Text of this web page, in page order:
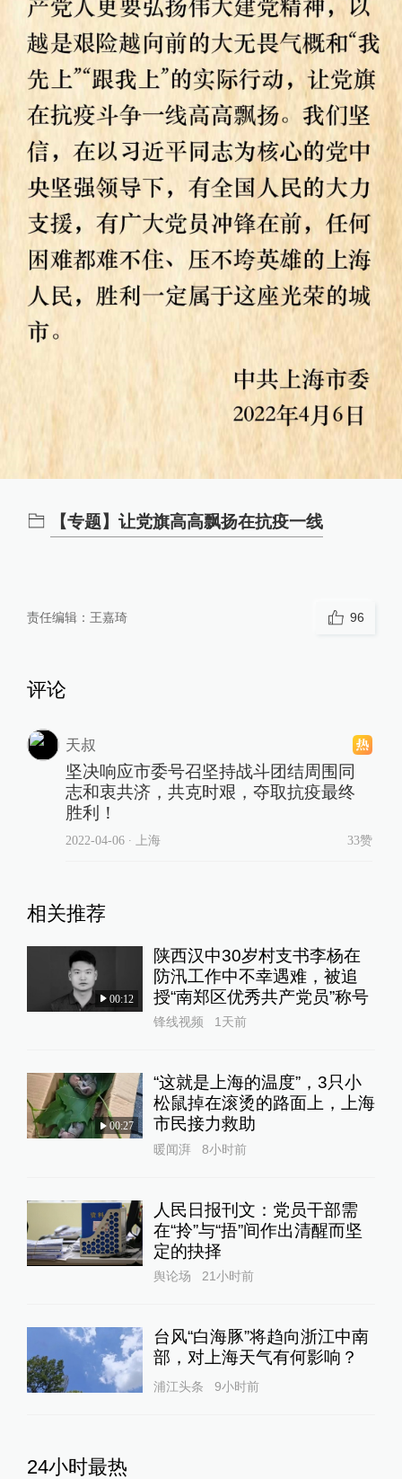
【专题】让党旗高高飘扬在抗疫一线
责任编辑： 王嘉琦 96
评论
天叔
坚决响应市委号召坚持战斗团结周围同
志和衷共济，共克时艰，夺取抗疫最终
胜利！
2022-04-06∙ 上海 33赞
相关推荐
00:12
陕西汉中30岁村支书李杨在
防汛工作中不幸遇难，被追
授“南郑区优秀共产党员”称号
锋线视频 1天前
00:27
“这就是上海的温度”，3只小
松鼠掉在滚烫的路面上，上海
市民接力救助
暖闻湃 8小时前
人民日报刊文：党员干部需
在“拎”与“捂”间作出清醒而坚
定的抉择
舆论场 21小时前
台风“白海豚”将趋向浙江中南
部，对上海天气有何影响？
浦江头条 9小时前
24小时最热